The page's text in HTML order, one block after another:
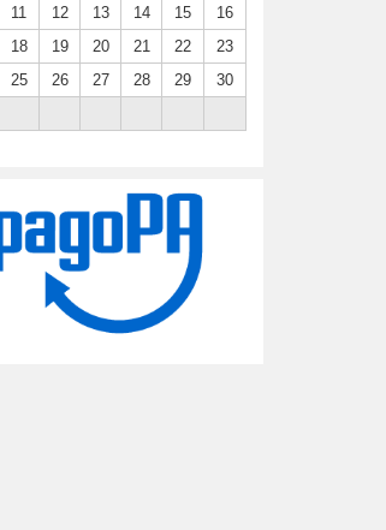
11 12 13 14 15
16
18 19 20 21 22
23
25 26 27 28 29
30